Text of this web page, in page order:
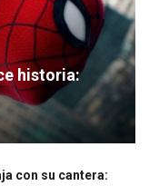
historia:
con su cantera: